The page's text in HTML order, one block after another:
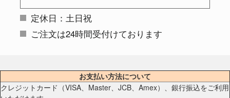
定休日：土日祝
ご注文は24時間受付けております
お支払い方法について
クレジットカード（VISA、Master、JCB、Amex）、銀行振込をご利用